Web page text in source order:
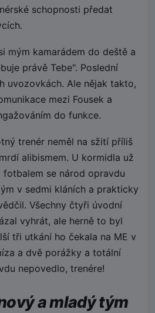
schopnosti předat
mým kamarádem do deště a
právě Tebe". Poslední
uvozovkách. Ale nějak takto,
mezi Fousek a
do funkce.
trenér neměl na sžití příliš
alibismem. U kormidla už
se národ opravdu
v sedmi kláních a prakticky
Všechny čtyři úvodní
vyhrát, ale herně to byl
tři utkání ho čekala na ME v
a dvě porážky a totální
nepovedlo, trenére!
a mladý tým